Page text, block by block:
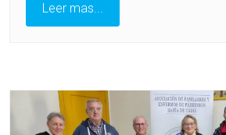
Leer mas...